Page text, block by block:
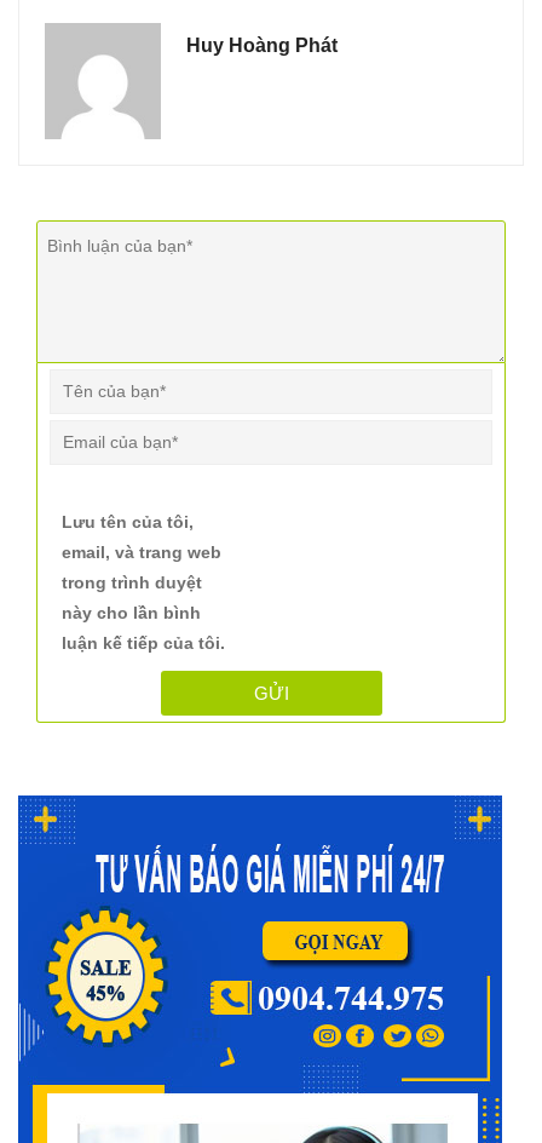
Huy Hoàng Phát
Lưu tên của tôi,
email, và trang web
trong trình duyệt
này cho lần bình
luận kế tiếp của tôi.